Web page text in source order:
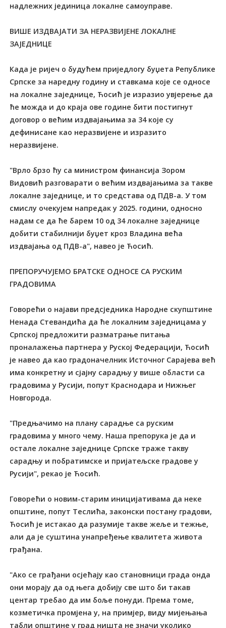
надлежних јединица локалне самоуправе.
ВИШЕ ИЗДВАЈАТИ ЗА НЕРАЗВИЈЕНЕ ЛОКАЛНЕ
ЗАЈЕДНИЦЕ
Када је ријеч о будућем приједлогу буџета Републике
Српске за наредну годину и ставкама које се односе
на локалне заједнице, Ћосић је изразио увјерење да
ће можда и до краја ове године бити постигнут
договор о већим издвајањима за 34 које су
дефинисане као неразвијене и изразито
неразвијене.
"Врло брзо ћу са министром финансија Зором
Видовић разговарати о већим издвајањима за такве
локалне заједнице, и то средстава од ПДВ-а. У том
смислу очекујем напредак у 2025. години, односно
надам се да ће барем 10 од 34 локалне заједнице
добити стабилнији буџет кроз Владина већа
издвајања од ПДВ-а", навео је Ћосић.
ПРЕПОРУЧУЈЕМО БРАТСКЕ ОДНОСЕ СА РУСКИМ
ГРАДОВИМА
Говорећи о најави предсједника Народне скупштине
Ненада Стевандића да ће локалним заједницама у
Српској предложити разматрање питања
проналажења партнера у Руској Федерацији, Ћосић
је навео да као градоначелник Источног Сарајева већ
има конкретну и сјајну сарадњу у више области са
градовима у Русији, попут Краснодара и Нижњег
Новгорода.
"Предњачимо на плану сарадње са руским
градовима у много чему. Наша препорука је да и
остале локалне заједнице Српске траже такву
сарадњу и побратимске и пријатељске градове у
Русији", рекао је Ћосић.
Говорећи о новим-старим иницијативама да неке
општине, попут Теслића, законски постану градови,
Ћосић је истакао да разумије такве жеље и тежње,
али да је суштина унапређење квалитета живота
грађана.
"Ако се грађани осјећају као становници града онда
они морају да од њега добију све што би такав
центар требао да им боље понуди. Према томе,
козметичка промјена у, на примјер, виду мијењања
табли општине у град ништа не значи уколико